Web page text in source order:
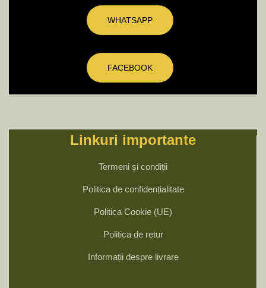
WHATSAPP
FACEBOOK
Linkuri importante
Termeni și condiții
Politica de confidențialitate
Politica Cookie (UE)
Politica de retur
Informații despre livrare